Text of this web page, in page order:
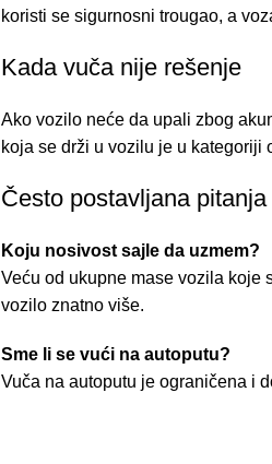
koristi se sigurnosni trougao, a
Kada vuča nije rešenje
Ako vozilo neće da upali zbog
koja se drži u vozilu je u kategoriji
Često postavljana pitanja
Koju nosivost sajle da uzmem?
Veću od ukupne mase vozila koje
vozilo znatno više.
Sme li se vući na autoputu?
Vuča na autoputu je ograničena i